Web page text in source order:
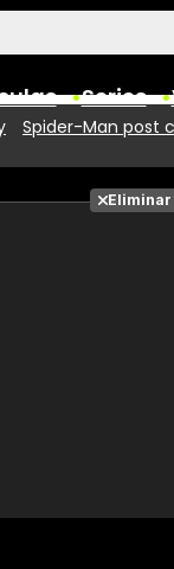
Series
Spider-Man post